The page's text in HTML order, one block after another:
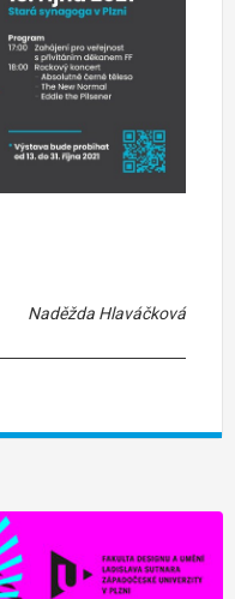
Naděžda Hlaváčková